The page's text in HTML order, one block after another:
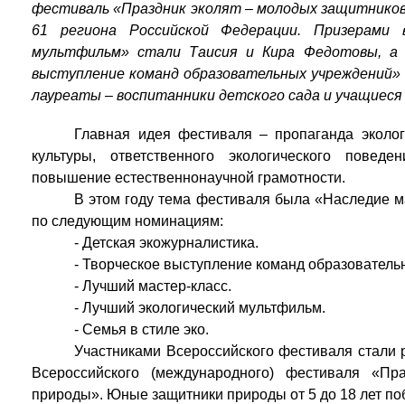
фестиваль «Праздник эколят – молодых
61 региона Российской Федерации. Призерами
мультфильм» стали Таисия и Кира Федотовы, а
выступление команд образовательных
лауреаты – воспитанники детского сада и
Главная идея фестиваля – пропаганда
культуры, ответственного экологического
повышение естественнонаучной грамотности.
В этом году тема фестиваля была «Наследие
по следующим номинациям:
- Детская экожурналистика.
- Творческое выступление команд
- Лучший мастер-класс.
- Лучший экологический мультфильм.
- Семья в стиле эко.
Участниками Всероссийского фестиваля стали
Всероссийского (международного) фестиваля
природы». Юные защитники природы от 5 до 18 лет